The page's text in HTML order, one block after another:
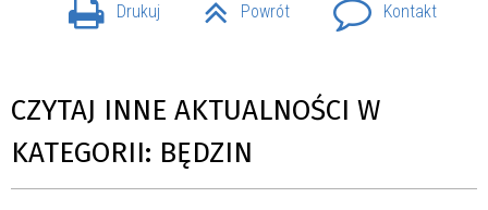
Drukuj Powrót Kontakt
CZYTAJ INNE AKTUALNOŚCI W
KATEGORII: BĘDZIN